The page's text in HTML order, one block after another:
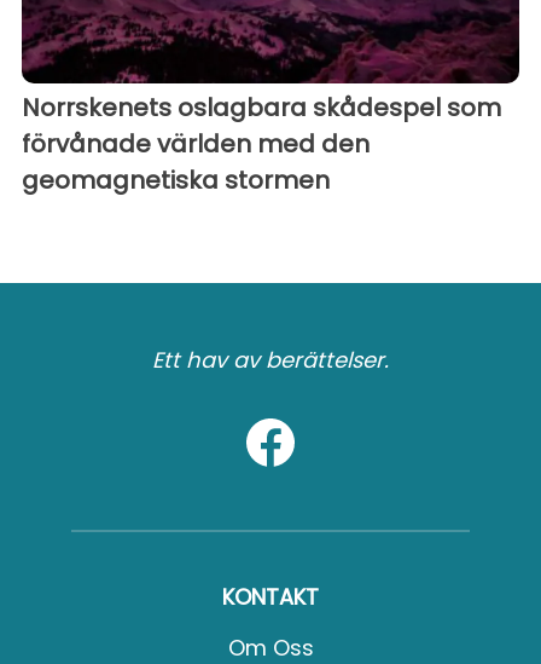
Norrskenets oslagbara skådespel som
förvånade världen med den
geomagnetiska stormen
Ett hav av berättelser.
KONTAKT
Om Oss